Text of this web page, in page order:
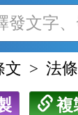
文 法
複